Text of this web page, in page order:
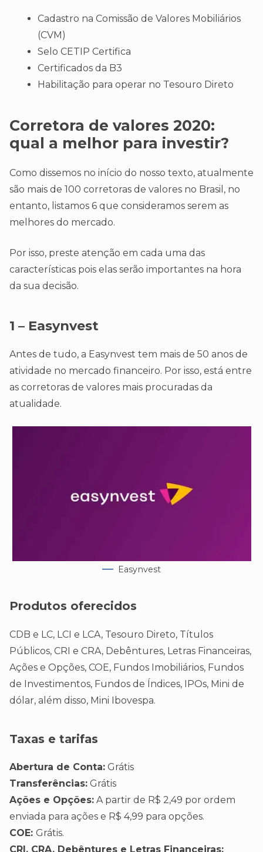
Cadastro na Comissão de Valores Mobiliários
(CVM)
Selo CETIP Certifica
Certificados da B3
Habilitação para operar no Tesouro Direto
Corretora de valores 2020:
qual a melhor para investir?
Como dissemos no início do nosso texto, atualmente
são mais de 100 corretoras de valores no Brasil, no
entanto, listamos 6 que consideramos serem as
melhores do mercado.
Por isso, preste atenção em cada uma das
características pois elas serão importantes na hora
da sua decisão.
1 – Easynvest
Antes de tudo, a Easynvest tem mais de 50 anos de
atividade no mercado financeiro. Por isso, está entre
as corretoras de valores mais procuradas da
atualidade.
Easynvest
Produtos oferecidos
CDB e LC, LCI e LCA, Tesouro Direto, Títulos
Públicos, CRI e CRA, Debêntures, Letras Financeiras,
Ações e Opções, COE, Fundos Imobiliários, Fundos
de Investimentos, Fundos de Índices, IPOs, Mini de
dólar, além disso, Mini Ibovespa.
Taxas e tarifas
Abertura de Conta: Grátis
Transferências: Grátis
Ações e Opções: A partir de R$ 2,49 por ordem
enviada para ações e R$ 4,99 para opções.
COE: Grátis.
CRI, CRA, Debêntures e Letras Financeiras: